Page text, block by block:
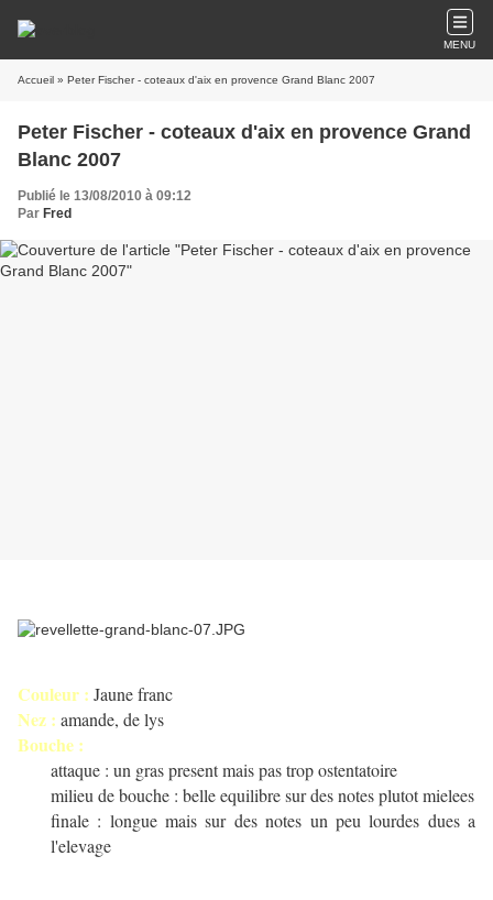
MENU
Accueil » Peter Fischer - coteaux d'aix en provence Grand Blanc 2007
Peter Fischer - coteaux d'aix en provence Grand
Blanc 2007
Publié le 13/08/2010 à 09:12
Par Fred
Couleur : Jaune franc
Nez : amande, de lys
Bouche :
attaque : un gras present mais pas trop ostentatoire
milieu de bouche : belle equilibre sur des notes plutot mielees
finale : longue mais sur des notes un peu lourdes dues a
l'elevage